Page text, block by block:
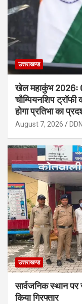
उत्तराखण्ड
खेल महाकुंभ 2026ः
चौम्पियनशिप
होगा प्रतिभा का
August 7, 2026
उत्तराखण्ड
सार्वजनिक स्थान
किया गिरफ्तार